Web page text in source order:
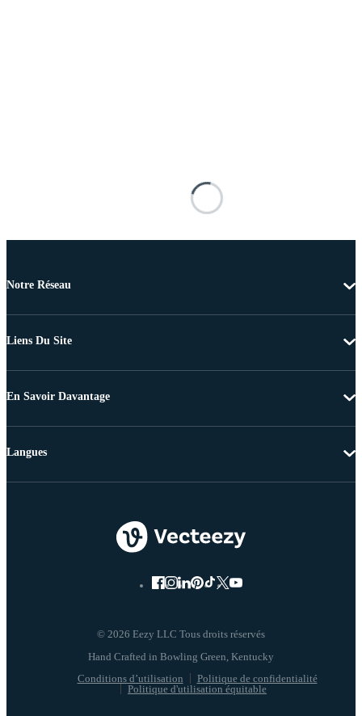
Notre Réseau
Liens Du Site
En Savoir Davantage
© 2026 Eezy LLC Tous droits réservés
Conditions d’utilisation
Politique de confidentialité
Politique d'utilisation équitable
Langues